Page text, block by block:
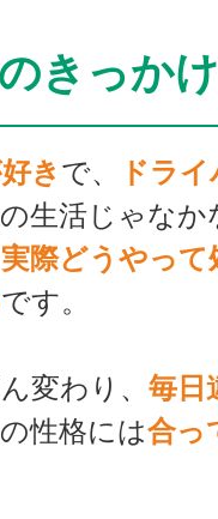
きっかけ
き で、
ドラ
生活じゃな
実際どうやっ
です。
変わり、 毎日
性格には合っ